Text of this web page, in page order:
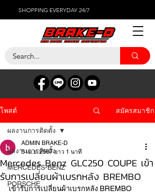
SHOPPING EVERYDAY 24/7
โพสต์ สมัครสมาชิก
ผลงานการติดตั้ง
MERCEDES-BENZ
PORSCHE
ผลงานการติดตั้ง
Mercedes Benz GLC250 COUPE เข้า
รับการเปลี่ยนผ้าเบรกหลัง BREMBO
ADMIN BRAKE-D
5 เม.ย. 2567 ยาว 1 นาที
เข้ารับการเปลี่ยนผ้าเบรกหลัง BREMBO